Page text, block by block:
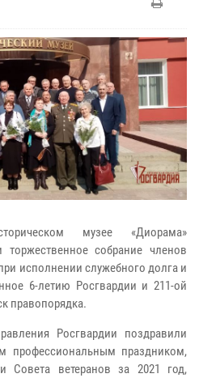
музее «Диорама»
торжественное собрание членов
исполнении служебного долга и
6-летию Росгвардии и 211-ой
правопорядка.
Росгвардии поздравили
профессиональным праздником,
Совета ветеранов за 2021 год,